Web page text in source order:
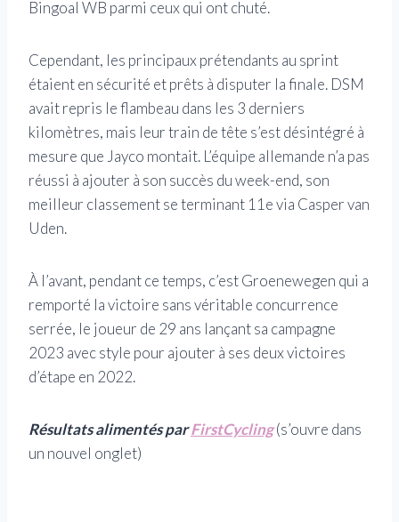
Bingoal WB parmi ceux qui ont chuté.
Cependant, les principaux prétendants au sprint
étaient en sécurité et prêts à disputer la finale. DSM
avait repris le flambeau dans les 3 derniers
kilomètres, mais leur train de tête s’est désintégré à
mesure que Jayco montait. L’équipe allemande n’a pas
réussi à ajouter à son succès du week-end, son
meilleur classement se terminant 11e via Casper van
Uden.
À l’avant, pendant ce temps, c’est Groenewegen qui a
remporté la victoire sans véritable concurrence
serrée, le joueur de 29 ans lançant sa campagne
2023 avec style pour ajouter à ses deux victoires
d’étape en 2022.
Résultats alimentés parFirstCycling(s’ouvre dans
un nouvel onglet)